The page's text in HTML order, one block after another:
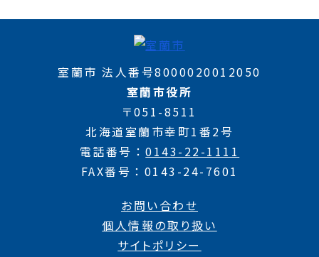
室蘭市 法人番号8000020012050
室蘭市役所
〒051-8511
北海道室蘭市幸町1番2号
電話番号
0143-22-1111
FAX番号
0143-24-7601
お問い合わせ
個人情報の取り扱い
サイトポリシー